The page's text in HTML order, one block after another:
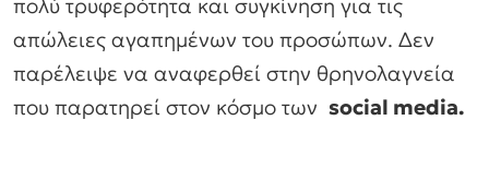
απώλειες αγαπημένων του προσώπων. Δεν
παρέλειψε να αναφερθεί στην θρηνολαγνεία
που παρατηρεί στον κόσμο των social media.